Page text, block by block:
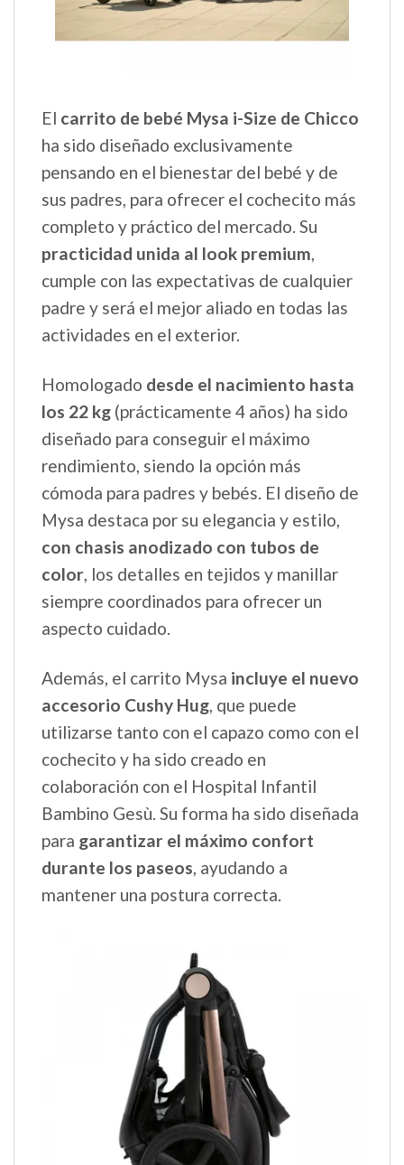
El carrito de bebé Mysa i-Size de Chicco
ha sido diseñado exclusivamente
pensando en el bienestar del bebé y de
sus padres, para ofrecer el cochecito más
completo y práctico del mercado. Su
practicidad unida al look premium,
cumple con las expectativas de cualquier
padre y será el mejor aliado en todas las
actividades en el exterior.
Homologado desde el nacimiento hasta
los 22 kg (prácticamente 4 años) ha sido
diseñado para conseguir el máximo
rendimiento, siendo la opción más
cómoda para padres y bebés. El diseño de
Mysa destaca por su elegancia y estilo,
con chasis anodizado con tubos de
color, los detalles en tejidos y manillar
siempre coordinados para ofrecer un
aspecto cuidado.
Además, el carrito Mysa incluye el nuevo
accesorio Cushy Hug, que puede
utilizarse tanto con el capazo como con el
cochecito y ha sido creado en
colaboración con el Hospital Infantil
Bambino Gesù. Su forma ha sido diseñada
para garantizar el máximo confort
durante los paseos, ayudando a
mantener una postura correcta.